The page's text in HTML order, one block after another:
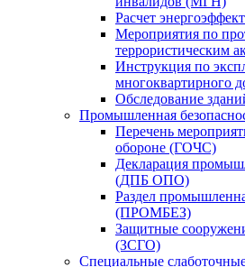
Расчет
Мероприятия по
террористическим
Инструкция по
многоквартирного
Обследование
Промышленная
Перечень
обороне (ГОЧС)
Декларация
(ДПБ ОПО)
Раздел
(ПРОМБЕЗ)
Защитные
(ЗСГО)
Специальные